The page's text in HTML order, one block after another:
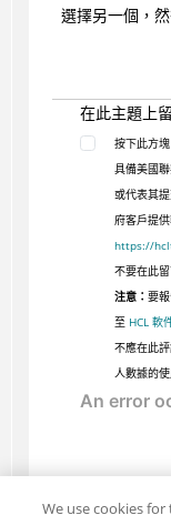
選擇另一個，
在此主題上
按下此方
具備美國
或代表其
府客戶提
https://
不要在此
注意： 要
至 HCL 軟
不應在此
人數據的
We use cookies